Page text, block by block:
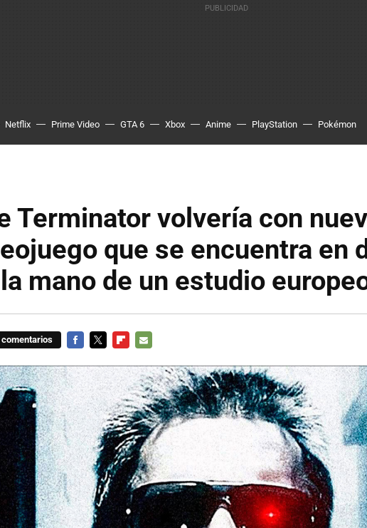
Netflix Prime Video GTA 6 Xbox Anime PlayStation Pokémon
Terminator volvería con
que se encuentra en
mano de un estudio
comentarios
MAIL